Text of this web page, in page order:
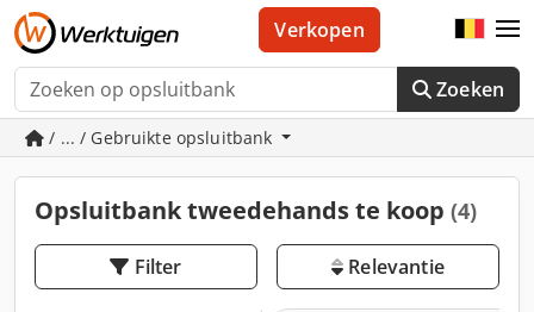
Zoeken
Verkopen
/ ... / Gebruikte opsluitbank
Opsluitbank tweedehands te koop (4)
Filter Relevantie